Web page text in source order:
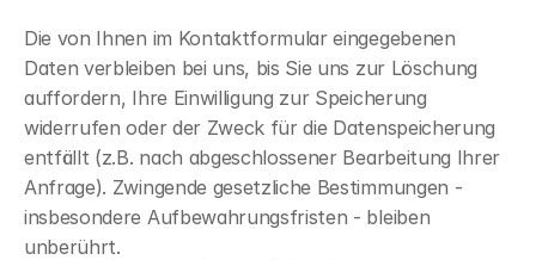
Die von Ihnen im Kontaktformular eingegebenen
Daten verbleiben bei uns, bis Sie uns zur Löschung
auffordern, Ihre Einwilligung zur Speicherung
widerrufen oder der Zweck für die Datenspeicherung
entfällt (z.B. nach abgeschlossener Bearbeitung Ihrer
Anfrage). Zwingende gesetzliche Bestimmungen -
insbesondere Aufbewahrungsfristen - bleiben
unberührt.